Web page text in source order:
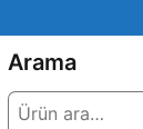
Arama